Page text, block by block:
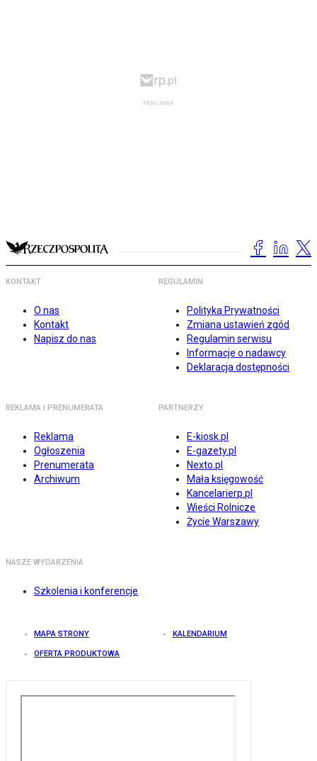
KONTAKT
O nas
Kontakt
Napisz do nas
REGULAMIN
Polityka Prywatności
Zmiana ustawień zgód
Regulamin serwisu
Informacje o nadawcy
Deklaracja dostępności
REKLAMA I PRENUMERATA
Reklama
Ogłoszenia
Prenumerata
Archiwum
PARTNERZY
E-kiosk.pl
E-gazety.pl
Nexto.pl
Mała księgowość
Kancelarierp.pl
Wieści Rolnicze
Życie Warszawy
NASZE WYDARZENIA
Szkolenia i konferencje
MAPA STRONY KALENDARIUM
OFERTA PRODUKTOWA